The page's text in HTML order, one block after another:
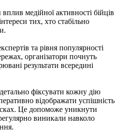
медійної активності бійців
тих, хто стабільно
та рівня популярності
організатори почнуть
результати всередині
фіксувати кожну дію
відображати успішність
Це допоможе уникнути
виникали навколо